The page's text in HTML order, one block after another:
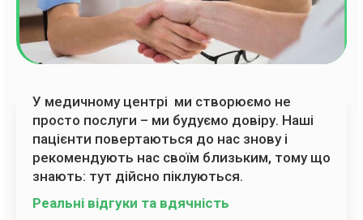
У медичному центрі ми створюємо не
просто послуги – ми будуємо довіру. Наші
пацієнти повертаються до нас знову і
рекомендують нас своїм близьким, тому що
знають: тут дійсно піклуються.
Реальні відгуки та вдячність